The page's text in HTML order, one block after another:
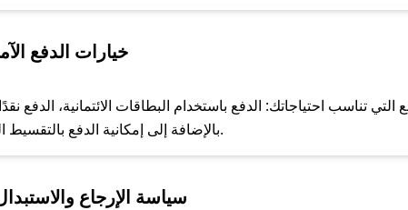
للحصول على كوبونات وخصومات
خيارات الدفع
احتياجاتك: الدفع باستخدام البطاقات الائتمانية، الدفع
Apple Pay، بالإضافة إلى إمكانية الدفع بالتقسيط الشهري.
سياسة الإرجاع